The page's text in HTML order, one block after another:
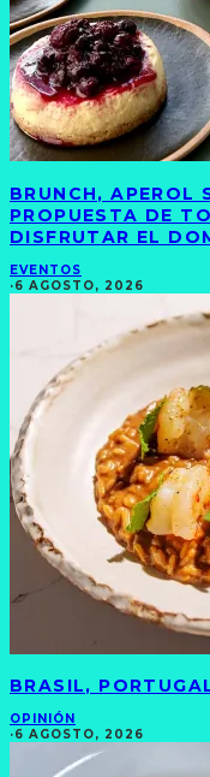
BRUNCH, APEROL
PROPUESTA DE
DISFRUTAR EL
EVENTOS
·6 AGOSTO, 2026
BRASIL,
OPINIÓN
·6 AGOSTO, 2026